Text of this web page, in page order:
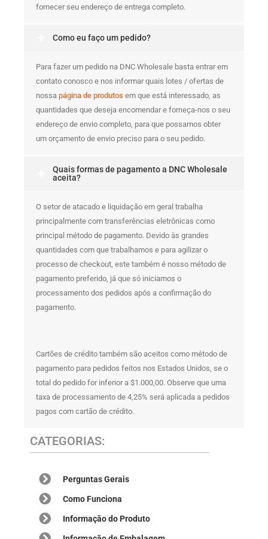
fornecer seu endereço de entrega completo.
Como eu faço um pedido?
Para fazer um pedido na DNC Wholesale basta entrar em
contato conosco e nos informar quais lotes / ofertas de
nossa página de produtos em que está interessado, as
quantidades que deseja encomendar e forneça-nos o seu
endereço de envio completo, para que possamos obter
um orçamento de envio preciso para o seu pedido.
Quais formas de pagamento a DNC Wholesale
aceita?
O setor de atacado e liquidação em geral trabalha
principalmente com transferências eletrônicas como
principal método de pagamento. Devido às grandes
quantidades com que trabalhamos e para agilizar o
processo de checkout, este também é nosso método de
pagamento preferido, já que só iniciamos o
processamento dos pedidos após a confirmação do
pagamento.
Cartões de crédito também são aceitos como método de
pagamento para pedidos feitos nos Estados Unidos, se o
total do pedido for inferior a $1.000,00. Observe que uma
taxa de processamento de 4,25% será aplicada a pedidos
pagos com cartão de crédito.
CATEGORIAS:
Perguntas Gerais
Como Funciona
Informação do Produto